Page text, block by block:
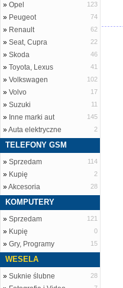
» Opel 123
» Peugeot 74
» Renault 62
» Seat, Cupra 22
» Skoda 46
» Toyota, Lexus 41
» Volkswagen 102
» Volvo 17
» Suzuki 11
» Inne marki aut 145
»Auta elektryczne 2
TELEFONY GSM
» Sprzedam 114
» Kupię 2
»Akcesoria 28
KOMPUTERY
» Sprzedam 121
» Kupię 0
» Gry, Programy 15
WESELA
» Suknie ślubne 28